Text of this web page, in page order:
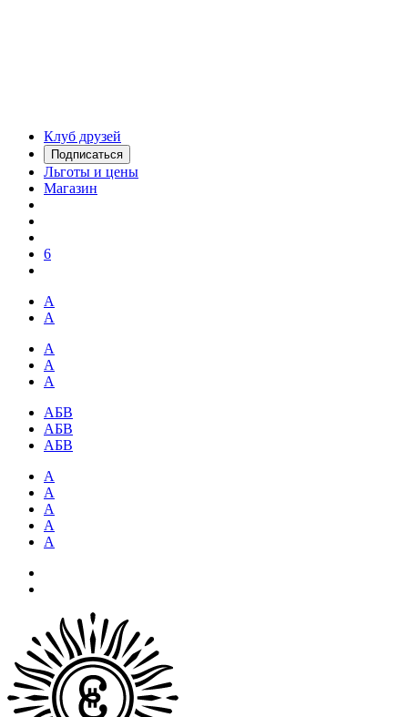
Клуб друзей
Подписаться
Льготы и цены
Магазин
6
А
А
А
А
А
АБВ
АБВ
АБВ
А
А
А
А
А